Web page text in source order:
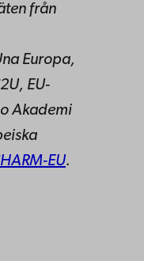
från
Europa,
EU-
Akademi
EU.